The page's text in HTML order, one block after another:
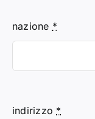
nazione *
indirizzo *